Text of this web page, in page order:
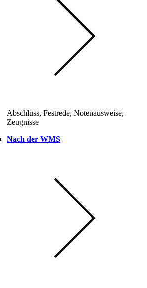
Abschluss, Festrede, Notenausweise,
Zeugnisse
Nach der WMS